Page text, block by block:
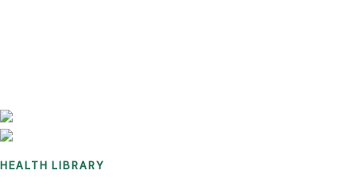
HEALTH LIBRARY